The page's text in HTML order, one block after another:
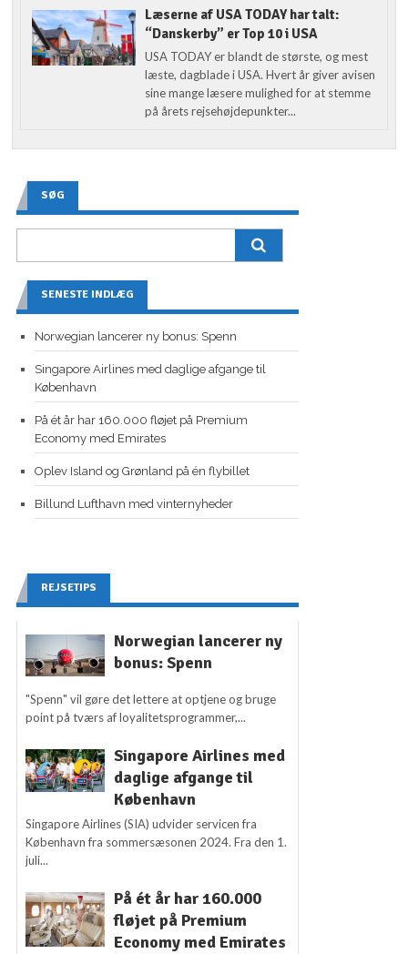
Læserne af USA TODAY har talt:
“Danskerby” er Top 10 i USA
USA TODAY er blandt de største, og mest
læste, dagblade i USA. Hvert år giver avisen
sine mange læsere mulighed for at stemme
på årets rejsehøjdepunkter...
SØG
SENESTE INDLÆG
Norwegian lancerer ny bonus: Spenn
Singapore Airlines med daglige afgange til
København
På ét år har 160.000 fløjet på Premium
Economy med Emirates
Oplev Island og Grønland på én flybillet
Billund Lufthavn med vinternyheder
REJSETIPS
Norwegian lancerer ny
bonus: Spenn
"Spenn" vil gøre det lettere at optjene og bruge
point på tværs af loyalitetsprogrammer,...
Singapore Airlines med
daglige afgange til
København
Singapore Airlines (SIA) udvider servicen fra
København fra sommersæsonen 2024. Fra den 1.
juli...
På ét år har 160.000
fløjet på Premium
Economy med Emirates